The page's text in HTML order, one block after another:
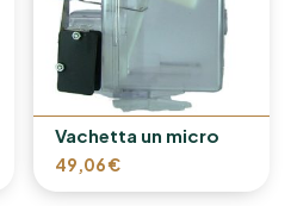
Vachetta un micro
49,06€